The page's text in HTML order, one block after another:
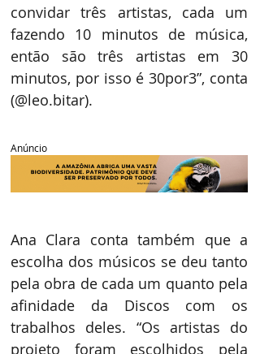
convidar três artistas, cada um
fazendo 10 minutos de música,
então são três artistas em 30
minutos, por isso é 30por3”, conta
(@leo.bitar).
Anúncio
Ana Clara conta também que a
escolha dos músicos se deu tanto
pela obra de cada um quanto pela
afinidade da Discos com os
trabalhos deles. “Os artistas do
projeto foram escolhidos pela